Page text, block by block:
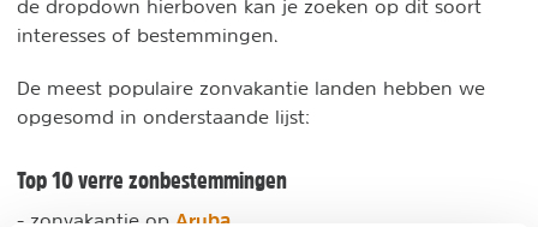
de dropdown hierboven kan je zoeken op dit soort
interesses of bestemmingen.
De meest populaire zonvakantie landen hebben we
opgesomd in onderstaande lijst:
Top 10 verre zonbestemmingen
- zonvakantie op Aruba